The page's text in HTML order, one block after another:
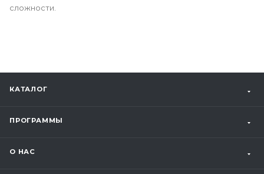
сложности.
КАТАЛОГ
ПРОГРАММЫ
О НАС